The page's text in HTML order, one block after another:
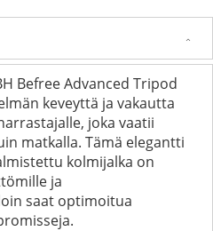
Befree Advanced Tripod
keveyttä ja vakautta
joka vaatii
matkalla. Tämä elegantti
kolmijalka on
ja
saat optimoitua